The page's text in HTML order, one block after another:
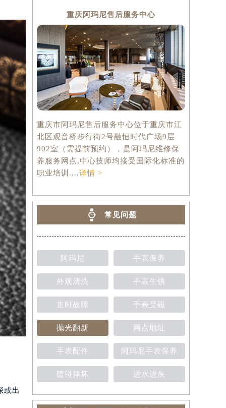
或出
重庆阿玛尼售后服务中心
重庆市阿玛尼售后服务中心位于重庆市江
北区观音桥步行街2号融恒时代广场9层
902室（需提前预约），是阿玛尼维修保
养服务网点,中心技师均接受国际化标准的
职业培训....详情 >
常见问题
阿玛尼 手表保养
外观清洗 手表生锈
走时故障 手表受磁
抛光翻新 网点地址
手表配件 阿玛尼手表保养
磕碰摔坏 进水进灰